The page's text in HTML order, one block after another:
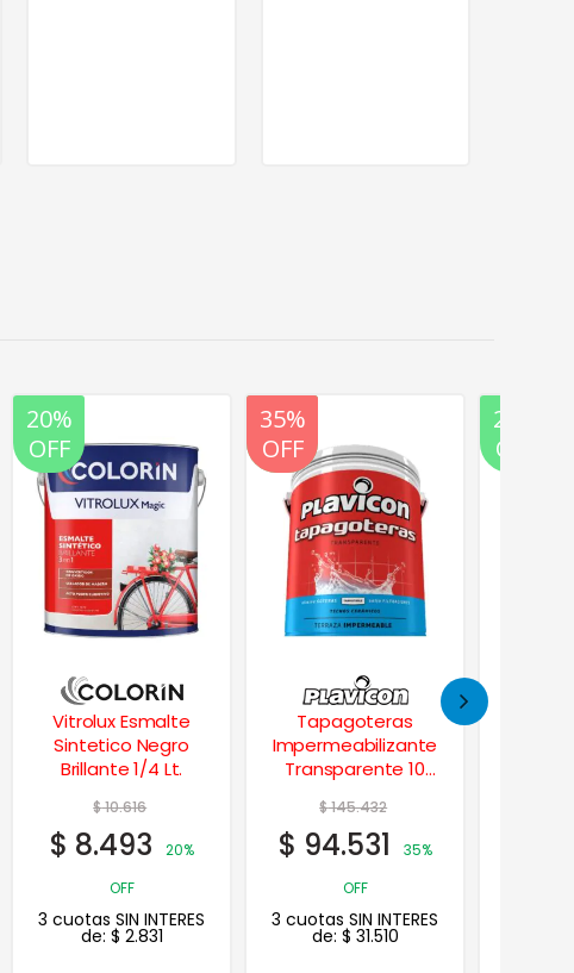
20%
OFF
35%
OFF
Tapagoteras
Impermeabilizante
Transparente 10
$145.432
$94.531
35%
OFF
3 cuotas SIN INTERES
de: $31.510
20%
OFF
Esmalte Sintético
Brillante Colores
Grupo3 1 Lt.
$15.759
$ 12.607
20%
OFF
3 cuotas SIN INTERES
de: $4.202
20%
OFF